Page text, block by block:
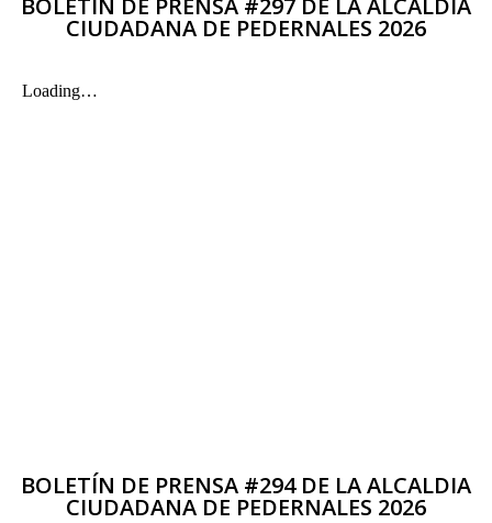
BOLETÍN DE PRENSA #297 DE LA ALCALDIA
CIUDADANA DE PEDERNALES 2026
BOLETÍN DE PRENSA #294 DE LA ALCALDIA
CIUDADANA DE PEDERNALES 2026